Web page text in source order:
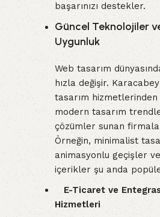
başarınızı destekler.
Güncel Teknolojiler
Uygunluk
Web tasarım
hızla değişir.
tasarım
modern tasarım
çözümler sunan
Örneğin, minimalist
animasyonlu geçişler
içerikler şu anda
E-Ticaret ve
Hizmetleri